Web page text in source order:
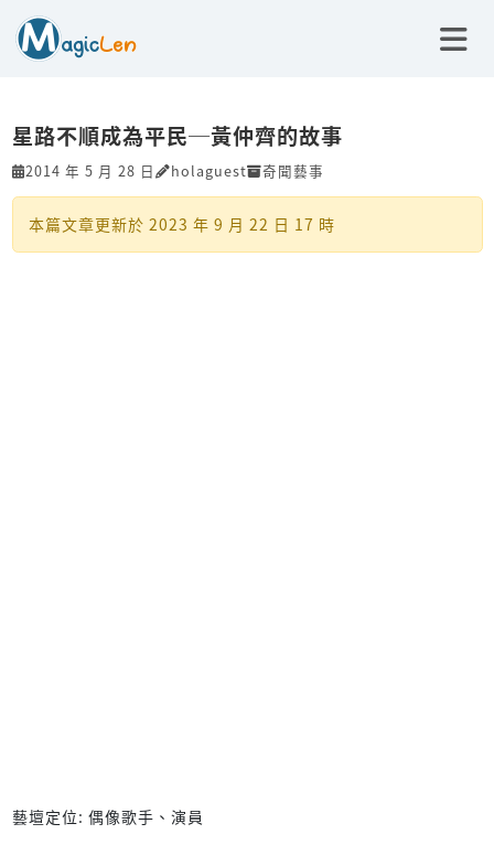
星路不順成為平民─黃仲齊的故事
2014 年 5 月 28 日 holaguest 奇聞藝事
本篇文章更新於 2023 年 9 月 22 日 17 時
藝壇定位: 偶像歌手、演員